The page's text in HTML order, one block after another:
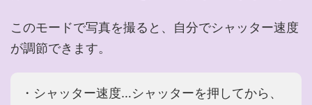
このモードで写真を撮ると、自分でシャッター速度
が調節できます。
・シャッター速度…シャッターを押してから、